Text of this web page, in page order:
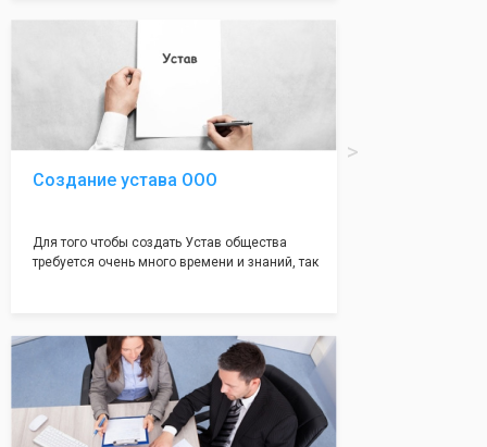
большая часть отказов - наши юристы с
оформление самого сложного документа на
себя! Многолетний опыт работы наших
юристов позволяет оформлять заявление без
ошибок, тем самым гарантируя вам
успешную регистрацию в налоговой
Создание устава ООО
Для того чтобы создать Устав общества
требуется очень много времени и знаний, так
Наша компания предоставит вам свой
уникальный Устав Общества, который
подойдет для любой компании. Устав,
сделанный нашими профессиональными
юристами, успешно проходит регистрацию в
налоговой инспекции!